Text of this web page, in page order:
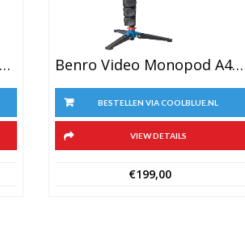
Fat Gecko Mini Camera Statief Benro Video Monopod A48FDS4
BESTELLEN VIA COOLBLUE.NL
VIEW DETAILS
€199,00